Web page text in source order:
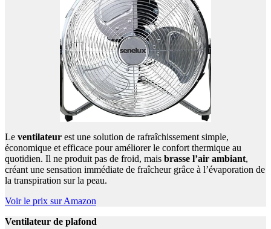
Le ventilateur est une solution de rafraîchissement simple,
économique et efficace pour améliorer le confort thermique au
quotidien. Il ne produit pas de froid, mais brasse l’air ambiant,
créant une sensation immédiate de fraîcheur grâce à l’évaporation de
la transpiration sur la peau.
Voir le prix sur Amazon
Ventilateur de plafond